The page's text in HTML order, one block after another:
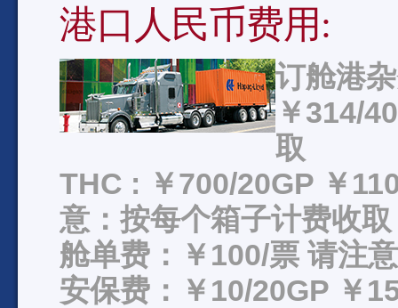
港口人民币费用:
订舱港
￥314/
取
THC : ￥700/20GP ￥
意：按每个箱子计费收取
舱单费：￥100/票 请注
安保费：￥10/20GP ￥